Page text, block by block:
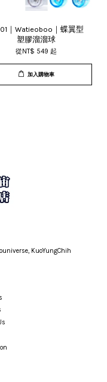
｜Watieoboo｜蝶翼型
塑膠溜溜球
從NT$ 549起
加入購物車
KuoYungChih